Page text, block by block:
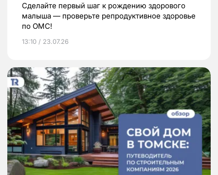
Сделайте первый шаг к рождению здорового
малыша — проверьте репродуктивное здоровье
по ОМС!
13:10 / 23.07.26